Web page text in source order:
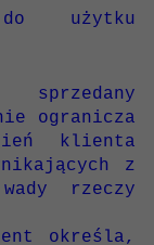
do użytku
ogranicza
klienta
z
rzeczy
określa,